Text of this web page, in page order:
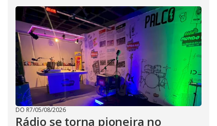
DO R7/05/08/2026
Rádio se torna pioneira no